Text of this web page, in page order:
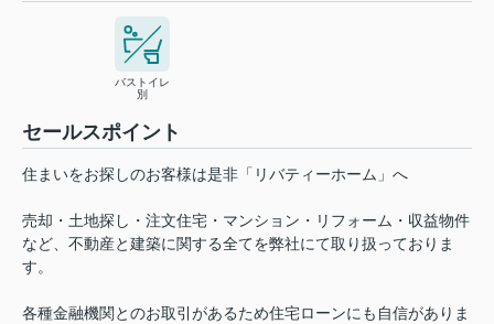
バストイレ
別
セールスポイント
住まいをお探しのお客様は是非「リバティーホーム」へ
売却・土地探し・注文住宅・マンション・リフォーム・収益物件
など、不動産と建築に関する全てを弊社にて取り扱っておりま
す。
各種金融機関とのお取引があるため住宅ローンにも自信がありま